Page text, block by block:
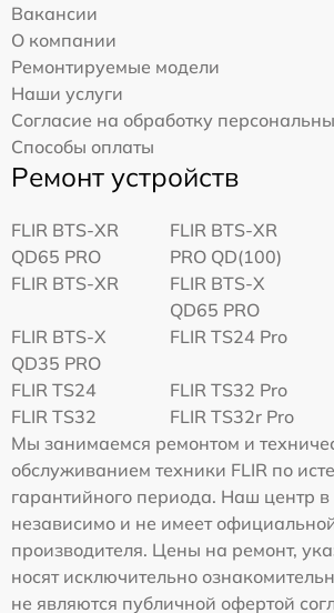
Вакансии
О компании
Ремонтируемые модели
Наши услуги
Согласие на обработку
Способы оплаты
Ремонт устройств
FLIR BTS-XR
QD65 PRO
FLIR BTS-XR
PRO QD(100)
FLIR BTS-XR
FLIR BTS-X
QD65 PRO
FLIR BTS-X
QD35 PRO
FLIR TS24 Pro
FLIR TS24
FLIR TS32 Pro
FLIR TS32
FLIR TS32r Pro
Мы занимаемся ремонтом и
обслуживанием техники FLIR по
гарантийного периода. Наш центр
независимо и не имеет
производителя. Цены на ремонт,
носят исключительно
не являются публичной офертой